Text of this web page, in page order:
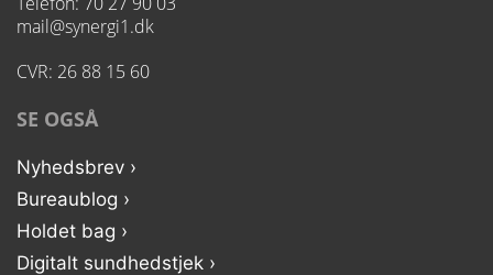
mail@synergi1.dk
CVR: 26 88 15 60
SE OGSÅ
Nyhedsbrev ›
Bureaublog ›
Holdet bag ›
Digitalt sundhedstjek ›